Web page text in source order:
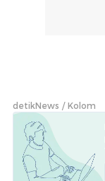
detikNews Kolom